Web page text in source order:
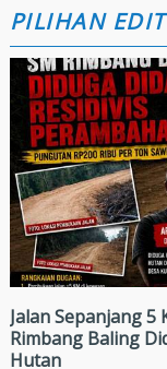
PILIHAN
Jalan Sepanjang
Rimbang Baling
Hutan